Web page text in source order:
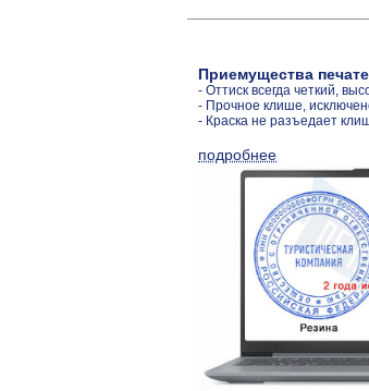
Приемущества
- Оттиск всегда четкий,
- Прочное клише,
- Краска не разъедает
подробнее